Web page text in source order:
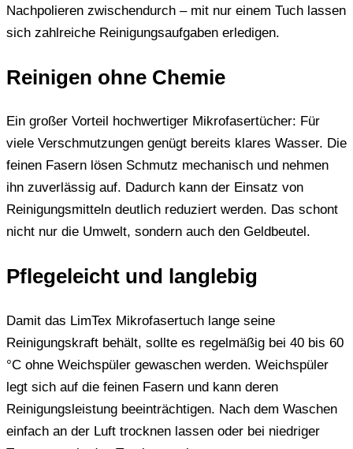
Nachpolieren zwischendurch – mit nur einem Tuch lassen
sich zahlreiche Reinigungsaufgaben erledigen.
Reinigen ohne Chemie
Ein großer Vorteil hochwertiger Mikrofasertücher: Für
viele Verschmutzungen genügt bereits klares Wasser. Die
feinen Fasern lösen Schmutz mechanisch und nehmen
ihn zuverlässig auf. Dadurch kann der Einsatz von
Reinigungsmitteln deutlich reduziert werden. Das schont
nicht nur die Umwelt, sondern auch den Geldbeutel.
Pflegeleicht und langlebig
Damit das LimTex Mikrofasertuch lange seine
Reinigungskraft behält, sollte es regelmäßig bei 40 bis 60
°C ohne Weichspüler gewaschen werden. Weichspüler
legt sich auf die feinen Fasern und kann deren
Reinigungsleistung beeinträchtigen. Nach dem Waschen
einfach an der Luft trocknen lassen oder bei niedriger